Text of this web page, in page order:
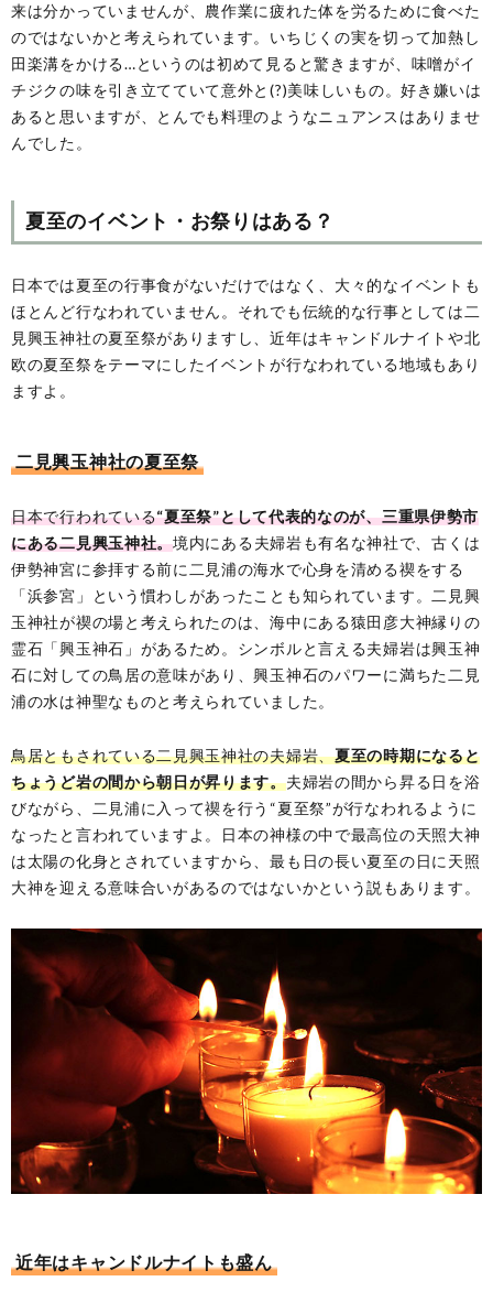
来は分かっていませんが、農作業に疲れた体を労るために食べた
のではないかと考えられています。いちじくの実を切って加熱し
田楽溝をかける…というのは初めて見ると驚きますが、味噌がイ
チジクの味を引き立てていて意外と(?)美味しいもの。好き嫌いは
あると思いますが、とんでも料理のようなニュアンスはありませ
んでした。
夏至のイベント・お祭りはある？
日本では夏至の行事食がないだけではなく、大々的なイベントも
ほとんど行なわれていません。それでも伝統的な行事としては二
見興玉神社の夏至祭がありますし、近年はキャンドルナイトや北
欧の夏至祭をテーマにしたイベントが行なわれている地域もあり
ますよ。
二見興玉神社の夏至祭
日本で行われている“夏至祭”として代表的なのが、三重県伊勢市
にある二見興玉神社。境内にある夫婦岩も有名な神社で、古くは
伊勢神宮に参拝する前に二見浦の海水で心身を清める禊をする
「浜参宮」という慣わしがあったことも知られています。二見興
玉神社が禊の場と考えられたのは、海中にある猿田彦大神縁りの
霊石「興玉神石」があるため。シンボルと言える夫婦岩は興玉神
石に対しての鳥居の意味があり、興玉神石のパワーに満ちた二見
浦の水は神聖なものと考えられていました。
鳥居ともされている二見興玉神社の夫婦岩、夏至の時期になると
ちょうど岩の間から朝日が昇ります。夫婦岩の間から昇る日を浴
びながら、二見浦に入って禊を行う“夏至祭”が行なわれるように
なったと言われていますよ。日本の神様の中で最高位の天照大神
は太陽の化身とされていますから、最も日の長い夏至の日に天照
大神を迎える意味合いがあるのではないかという説もあります。
近年はキャンドルナイトも盛ん